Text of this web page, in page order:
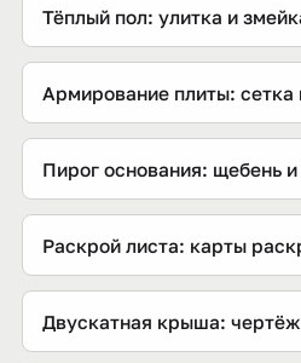
Тёплый пол: улитка и
Армирование плиты: сетка
Пирог основания: щебень и
Раскрой листа: карты
Двускатная крыша: